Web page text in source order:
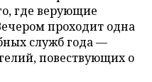
где верующие
проходит одна
служб года —
повествующих о